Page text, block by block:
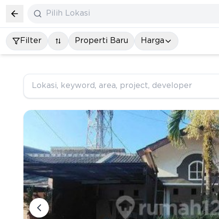
Pilih Lokasi
Filter Properti Baru Harga